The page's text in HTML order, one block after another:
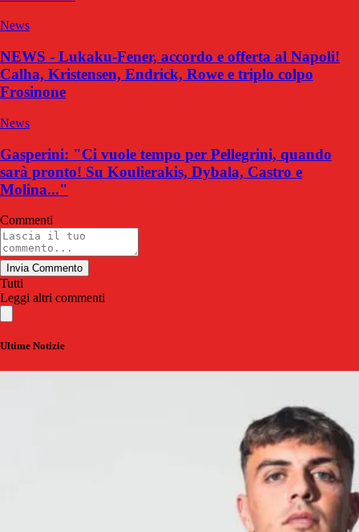
News
NEWS - Lukaku-Fener, accordo e offerta al Napoli!
Calha, Kristensen, Endrick, Rowe e triplo colpo
Frosinone
News
Gasperini: "Ci vuole tempo per Pellegrini, quando
sarà pronto! Su Koulierakis, Dybala, Castro e
Molina..."
Commenti
Invia Commento
Tutti
Leggi altri commenti
Ultime Notizie